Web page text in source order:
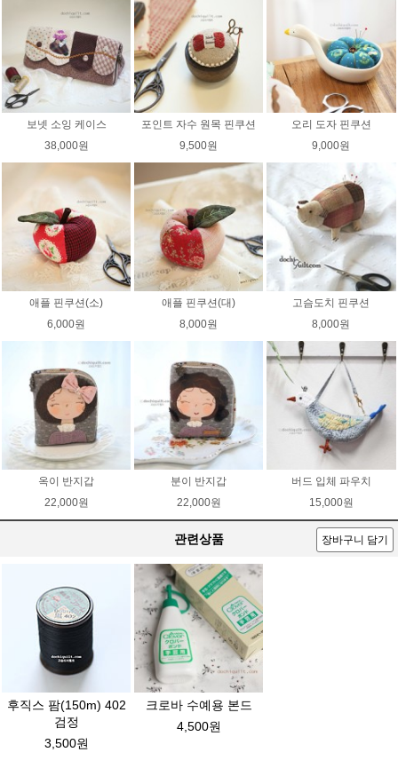
보넷 소잉 케이스
38,000원
포인트 자수 원목 핀쿠션
9,500원
오리 도자 핀쿠션
9,000원
애플 핀쿠션(소)
6,000원
애플 핀쿠션(대)
8,000원
고슴도치 핀쿠션
8,000원
옥이 반지갑
22,000원
분이 반지갑
22,000원
버드 입체 파우치
15,000원
관련상품 장바구니 담기
후직스 팜(150m) 402
검정
3,500원
크로바 수예용 본드
4,500원